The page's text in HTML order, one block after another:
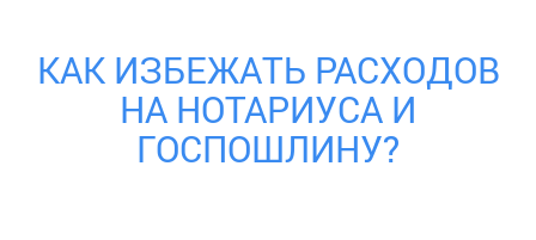
КАК ИЗБЕЖАТЬ РАСХОДОВ
НА НОТАРИУСА И
ГОСПОШЛИНУ?